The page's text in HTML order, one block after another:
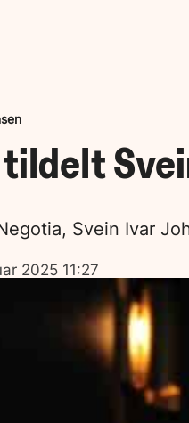
Svein Ivar
2025 11:27